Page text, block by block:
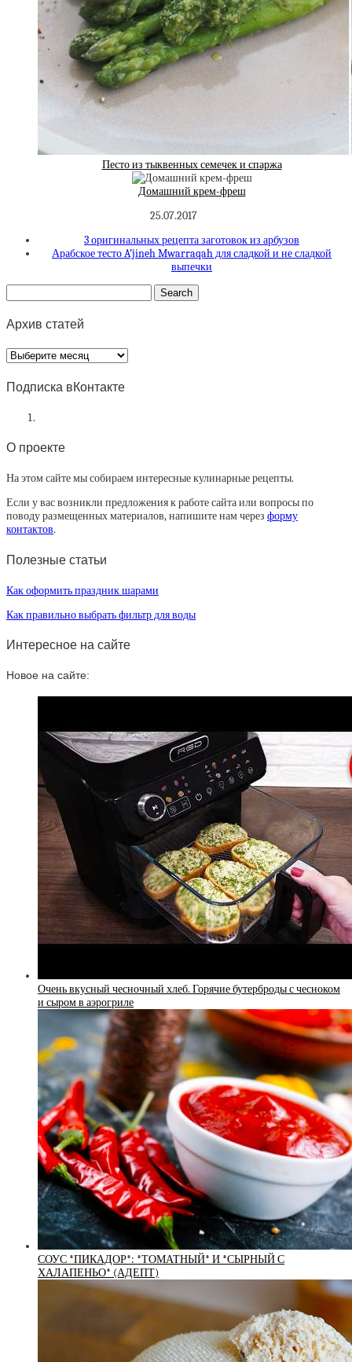
Песто из тыквенных семечек и спаржа
Домашний крем-фреш
25.07.2017
3 оригинальных рецепта заготовок из арбузов
Арабское тесто A’jineh Mwarraqah для сладкой и не сладкой
выпечки
Архив статей
Архив
статей
Подписка вКонтакте
О проекте
На этом сайте мы собираем интересные кулинарные рецепты.
Если у вас возникли предложения к работе сайта или вопросы по
поводу размещенных материалов, напишите нам через форму
контактов.
Полезные статьи
Как оформить праздник шарами
Как правильно выбрать фильтр для воды
Интересное на сайте
Новое на сайте:
Очень вкусный чесночный хлеб. Горячие бутерброды с чесноком
и сыром в аэрогриле
СОУС *ПИКАДОР*: *ТОМАТНЫЙ* И *СЫРНЫЙ С
ХАЛАПЕНЬО* (АДЕПТ)